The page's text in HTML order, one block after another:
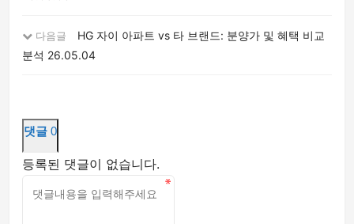
다음글
HG 자이 아파트 vs 타 브랜드: 분양가 및 혜택 비교
분석 26.05.04
댓글 0
등록된 댓글이 없습니다.